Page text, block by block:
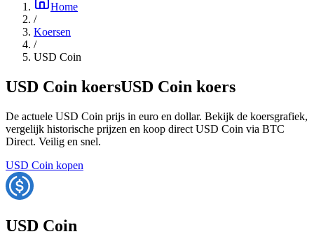
Home
/
Koersen
/
USD Coin
USD Coin koersUSD Coin koers
De actuele USD Coin prijs in euro en dollar. Bekijk de koersgrafiek,
vergelijk historische prijzen en koop direct USD Coin via BTC
Direct. Veilig en snel.
USD Coin kopen
USD Coin